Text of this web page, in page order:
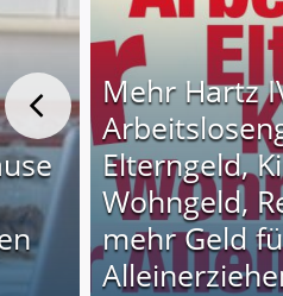
Mehr Hartz
Elterngeld,
Wohngeld,
mehr Geld